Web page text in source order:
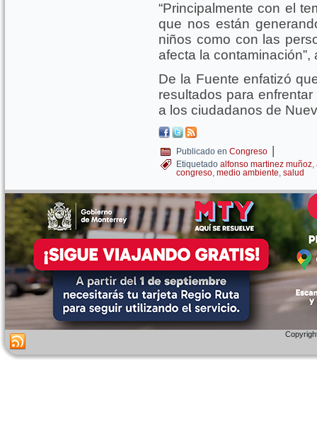
“Principalmente con el
que nos están
niños como con las
afecta la contaminación”,
De la Fuente enfatizó
resultados para
a los ciudadanos de
Publicado en Congreso |
Etiquetado alfonso martinez muñoz,
congreso, medio ambiente, salud